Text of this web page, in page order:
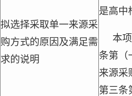
拟选择采取单一来源采
购方式的原因及满足需
求的说明
是高中
本
条第（
来源采
第三条